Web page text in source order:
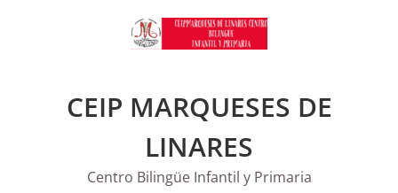
CEIP MARQUESES DE
LINARES
Centro Bilingüe Infantil y Primaria